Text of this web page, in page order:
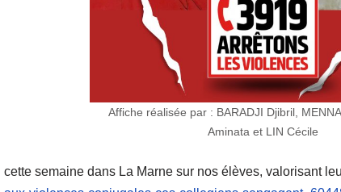
Affiche réalisée par : BARADJI Djibril,
Aminata et LIN Cécile
semaine dans La Marne sur nos élèves, valorisant